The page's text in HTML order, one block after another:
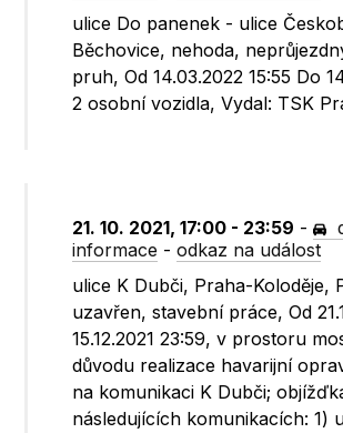
ulice Do panenek - ulice
Běchovice, nehoda,
pruh, Od 14.03.2022 15:55 Do
2 osobní vozidla, Vydal: TSK
21. 10. 2021, 17:00 - 23:59 -
informace -odkaz na událost
ulice K Dubči, Praha-Koloděje,
uzavřen, stavební práce, Od
15.12.2021 23:59, v prostoru
důvodu realizace havarijní
na komunikaci K Dubči;
následujících komunikacích: 1)